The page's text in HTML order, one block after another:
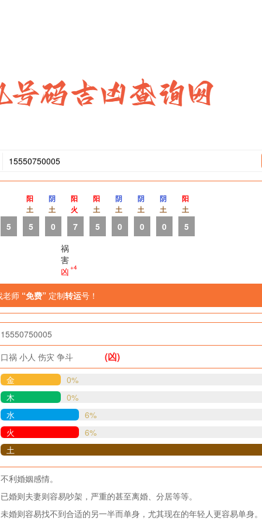
5
阳
土
5
阴
土
0
阳
火
7
阳
土
5
阴
土
0
阴
土
0
阴
土
0
阳
土
5
祸
害
凶 +4
老师 “免费” 定制转运号！
15550750005
口祸 小人 伤灾 争斗 (凶)
金
0%
木
0%
水
6%
火
6%
土
不利婚姻感情。
已婚则夫妻则容易吵架，严重的甚至离婚、分居等等。
未婚则容易找不到合适的另一半而单身，尤其现在的年轻人更容易单身。